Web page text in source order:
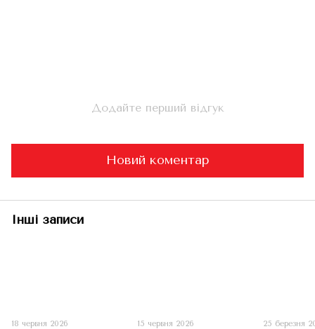
Додайте перший відгук
Новий коментар
Інші записи
18 червня 2026 15 червня 2026 25 березня